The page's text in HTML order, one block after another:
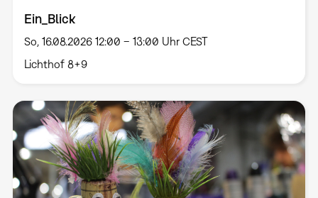
Ein_Blick
So, 16.08.2026 12:00 – 13:00 Uhr CEST
Lichthof 8+9